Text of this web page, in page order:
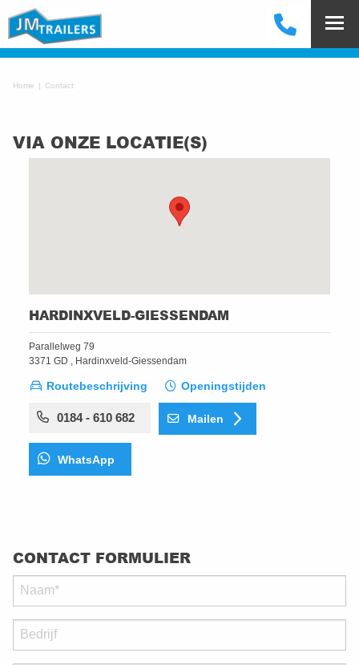
Home Contact
VIA ONZE LOCATIE(S)
HARDINXVELD-GIESSENDAM
Parallelweg 79
3371 GD , Hardinxveld-Giessendam
Routebeschrijving Openingstijden
0184 - 610 682 Mailen
WhatsApp
CONTACT FORMULIER